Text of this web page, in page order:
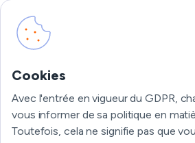
Cookies
Avec l'entrée en vigueur du GDPR,
vous informer de sa politique en
Toutefois, cela ne signifie pas que